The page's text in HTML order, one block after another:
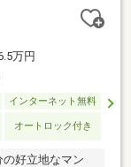
万円
インターネット無料
オートロック付き
の好立地なマン